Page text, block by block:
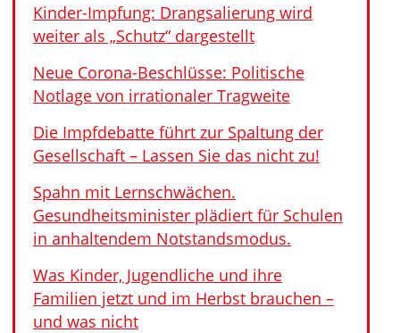
Kinder-Impfung: Drangsalierung wird
weiter als „Schutz“ dargestellt
Neue Corona-Beschlüsse: Politische
Notlage von irrationaler Tragweite
Die Impfdebatte führt zur Spaltung der
Gesellschaft – Lassen Sie das nicht zu!
Spahn mit Lernschwächen.
Gesundheitsminister plädiert für Schulen
in anhaltendem Notstandsmodus.
Was Kinder, Jugendliche und ihre
Familien jetzt und im Herbst brauchen –
und was nicht